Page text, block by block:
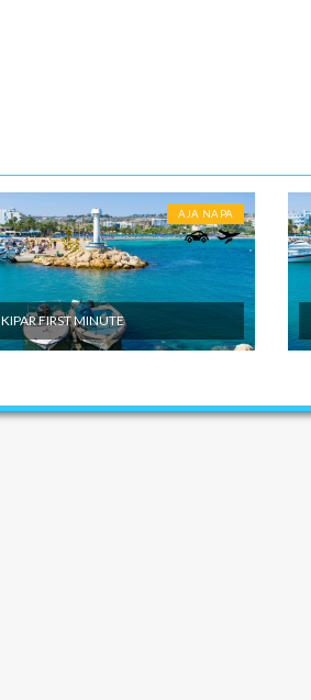
AJA NAPA
KIPAR FIRST MINUTE